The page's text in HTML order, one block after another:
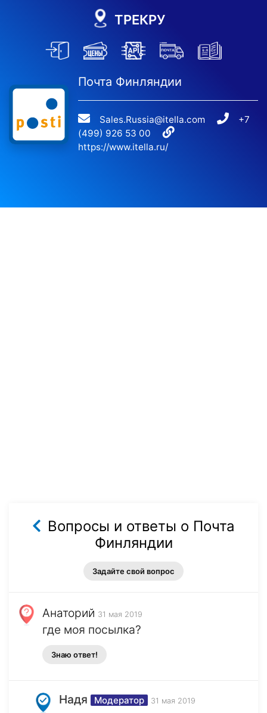
ТРЕКРУ
Почта Финляндии
Sales.Russia@itella.com
+7
(499) 926 53 00
https://www.itella.ru/
Вопросы и ответы о Почта
Финляндии
Задайте свой вопрос
Анаторий 31 мая 2019
где моя посылка?
Знаю ответ!
Надя Модератор 31 мая 2019